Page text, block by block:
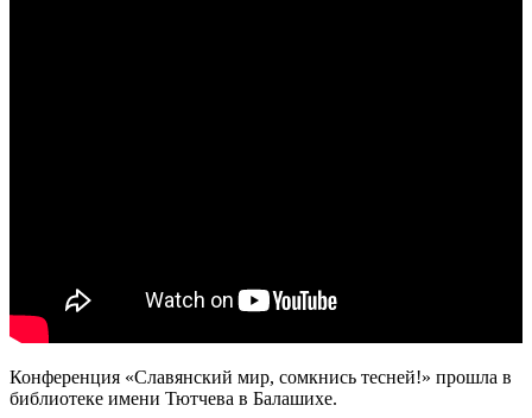
Конференция «Славянский мир, сомкнись тесней!» прошла в
библиотеке имени Тютчева в Балашихе.